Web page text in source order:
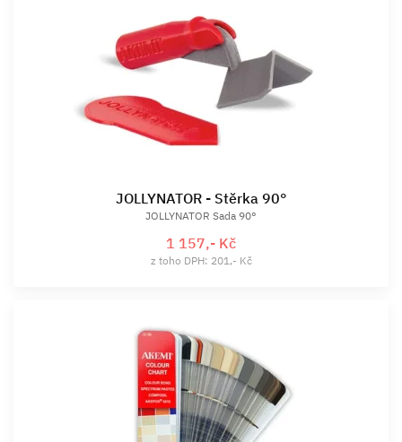
JOLLYNATOR - Stěrka 90°
JOLLYNATOR Sada 90°
1 157,- Kč
z toho DPH: 201,- Kč